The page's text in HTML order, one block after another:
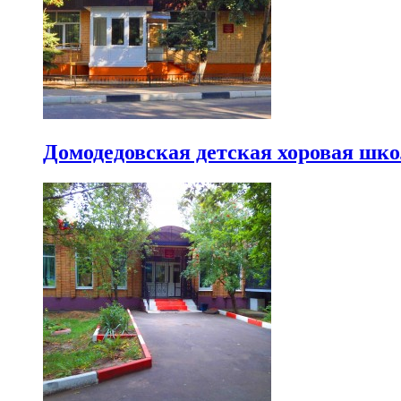
Домодедовская детская хоровая